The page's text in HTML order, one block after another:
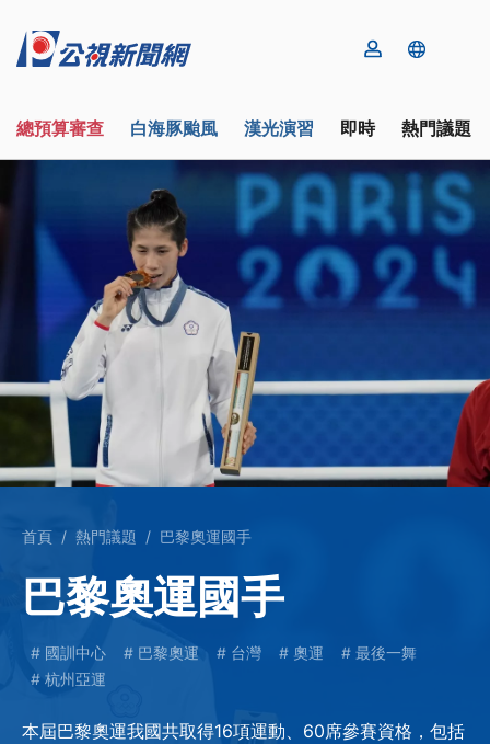
總預算審查 白海豚颱風 漢光演習 即時 熱門議題
首頁 熱門議題 巴黎奧運國手
巴黎奧運國手
國訓中心 巴黎奧運 台灣 奧運
最後一舞
杭州亞運
本屆巴黎奧運我國共取得16項運動、60席參賽資格，包括